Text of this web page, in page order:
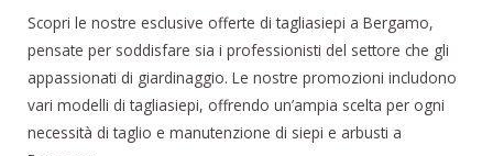
Scopri le nostre esclusive offerte di tagliasiepi a Bergamo,
pensate per soddisfare sia i professionisti del settore che gli
appassionati di giardinaggio. Le nostre promozioni includono
vari modelli di tagliasiepi, offrendo un’ampia scelta per ogni
necessità di taglio e manutenzione di siepi e arbusti a